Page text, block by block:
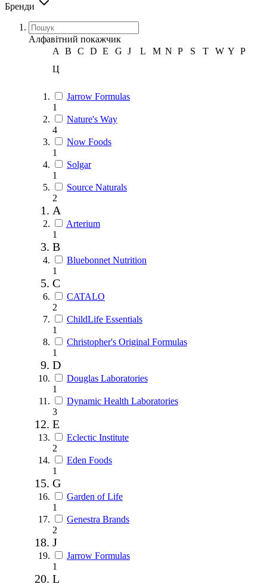
Бренди
Алфавітний покажчик
A
B C D E G J L M N P S T W Y Р
Ц
Jarrow Formulas
1
Nature's Way
4
Now Foods
1
Solgar
1
Source Naturals
2
A
Arterium
1
B
Bluebonnet Nutrition
1
C
CATALO
2
ChildLife Essentials
1
Christopher's Original Formulas
1
D
Douglas Laboratories
1
Dynamic Health Laboratories
3
E
Eclectic Institute
2
Eden Foods
1
G
Garden of Life
1
Genestra Brands
2
J
Jarrow Formulas
1
L